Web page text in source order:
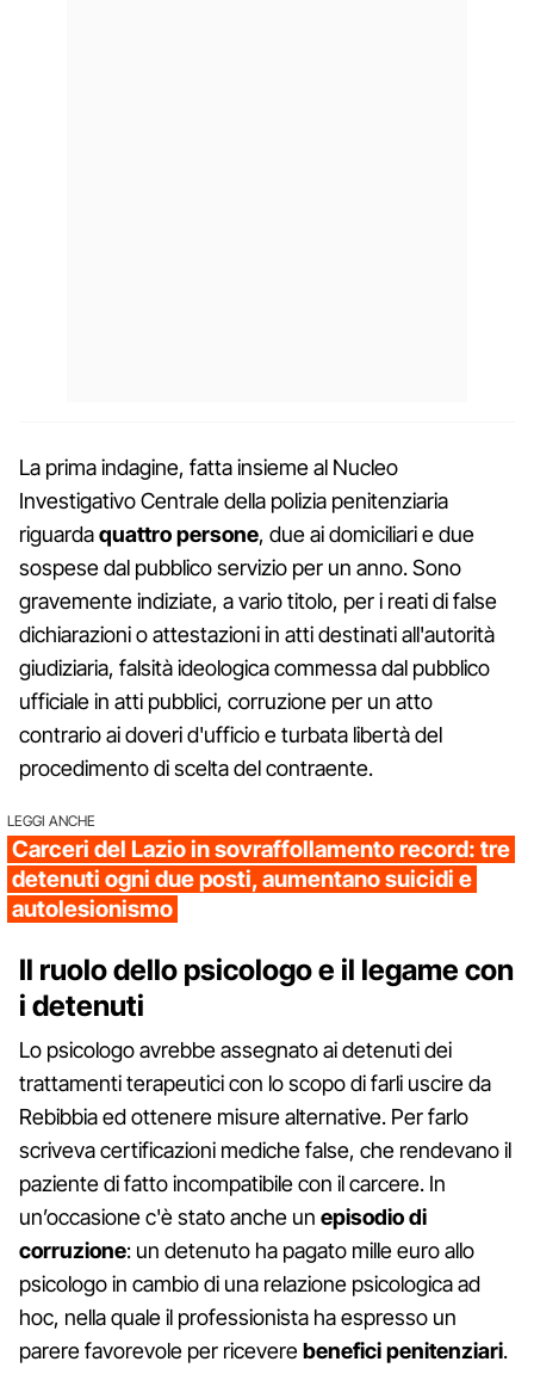
La prima indagine, fatta insieme al Nucleo
Investigativo Centrale della polizia penitenziaria
riguardaquattro persone, due ai domiciliari e due
sospese dal pubblico servizio per un anno. Sono
gravemente indiziate, a vario titolo, per i reati di false
dichiarazioni o attestazioni in atti destinati all'autorità
giudiziaria, falsità ideologica commessa dal pubblico
ufficiale in atti pubblici, corruzione per un atto
contrario ai doveri d'ufficio e turbata libertà del
procedimento di scelta del contraente.
LEGGI ANCHE
Carceri del Lazio in sovraffollamento record: tre
detenuti ogni due posti, aumentano suicidi e
autolesionismo
Il ruolo dello psicologo e il legame con
i detenuti
Lo psicologo avrebbe assegnato ai detenuti dei
trattamenti terapeutici con lo scopo di farli uscire da
Rebibbia ed ottenere misure alternative. Per farlo
scriveva certificazioni mediche false, che rendevano il
paziente di fatto incompatibile con il carcere. In
un’occasione c'è stato anche un episodio di
corruzione: un detenuto ha pagato mille euro allo
psicologo in cambio di una relazione psicologica ad
hoc, nella quale il professionista ha espresso un
parere favorevole per riceverebenefici penitenziari.